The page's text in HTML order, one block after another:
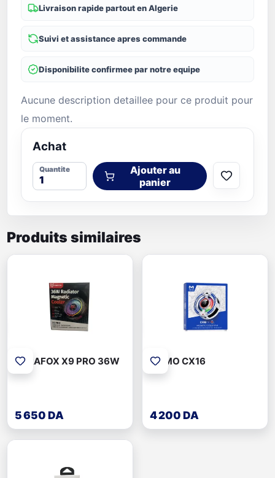
Livraison rapide partout en Algerie
Suivi et assistance apres commande
Disponibilite confirmee par notre equipe
Aucune description detaillee pour ce produit pour
le moment.
Achat
Quantite
Ajouter au
panier
Produits similaires
SARAFOX X9 PRO 36W
5 650 DA
MEMO CX16
4 200 DA